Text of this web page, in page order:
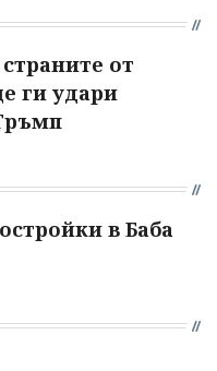
от
ги удари
в Баба